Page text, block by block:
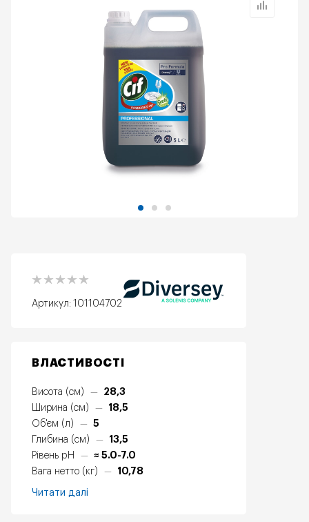
Артикул: 101104702
ВЛАСТИВОСТІ
Висота (см) —
28,3
Ширина (см)
—
18,5
Об'єм (л)
—
5
Глибина (см)
—
13,5
Рівень pH
—
≈ 5.0-7.0
Вага нетто (кг)
— 10,78
Читати далі